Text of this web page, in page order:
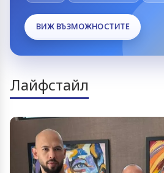
ВИЖ ВЪЗМОЖНОСТИТЕ
Лайфстайл